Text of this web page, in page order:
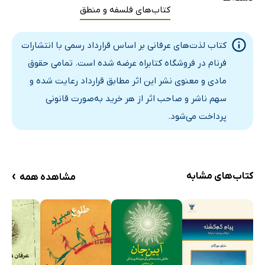
ویژگی‌های لذت‌های عرفانی
1-لذت‌های عرفانی وجود بسیط‌اند
انواع لذت از نظر ابن سینا
حالات و مقامات عرفانی
شرایط بهره‌مندی از لذت‌های عرفانی
1- بیداری یا یقظه
کتاب‌های فلسفه و منطق
کتاب لذت‌های عرفانی بر اساس قرارداد رسمی با انتشارات
فرنام در فروشگاه کتابراه عرضه شده است. تمامی حقوق
مادی و معنوی نشر این اثر مطابق قرارداد رعایت شده و
سهم ناشر و صاحب اثر از هر خرید به‌صورت قانونی
پرداخت می‌شود.
کتاب‌های مشابه مشاهده همه ›